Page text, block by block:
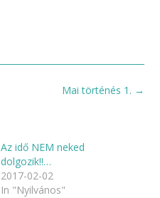
Mai történés 1. →
Az idő NEM neked
dolgozik!!…
2017-02-02
In "Nyilvános"